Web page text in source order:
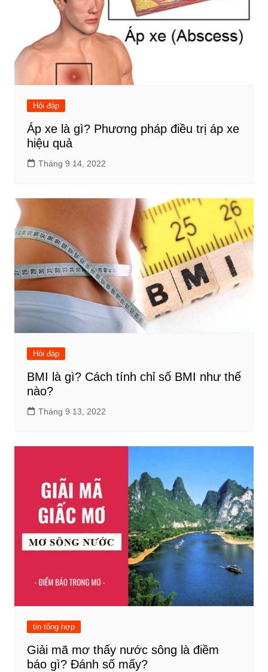
Hỏi đáp
Áp xe là gì? Phương pháp điều trị áp xe
hiệu quả
Tháng 9 14, 2022
Hỏi đáp
BMI là gì? Cách tính chỉ số BMI như thế
nào?
Tháng 9 13, 2022
tin tổng hợp
Giải mã mơ thấy nước sông là điềm
báo gì? Đánh số mấy?